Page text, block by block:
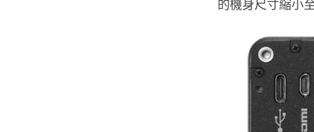
的機身尺寸縮小